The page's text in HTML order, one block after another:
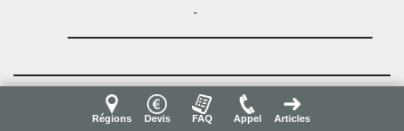
Régions Devis FAQ Appel Articles